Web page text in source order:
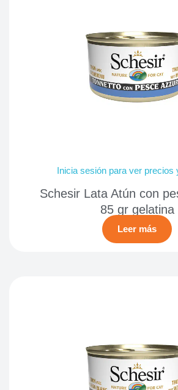
Inicia sesión para ver precios
Schesir Lata Atún con
85 gr gelatina
Leer más